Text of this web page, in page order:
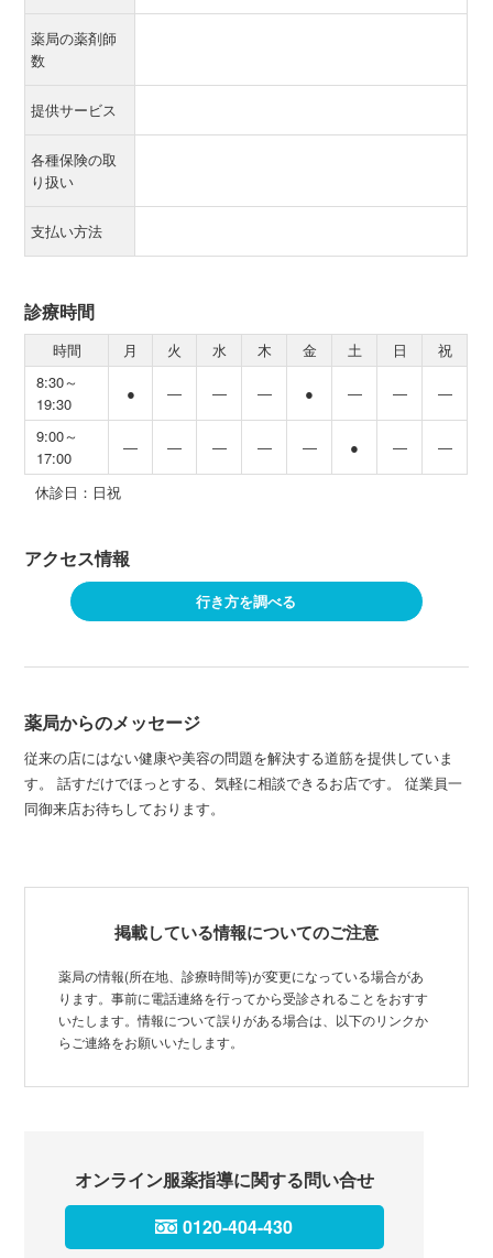
薬局の薬剤師
数
提供サービス
各種保険の取
り扱い
支払い方法
診療時間
時間 月 火 水 木 金 土 日
祝
8:30～
19:30
● ― ― ― ● ― ― ―
9:00～
17:00
― ― ― ― ― ● ― ―
休診日：日祝
アクセス情報
行き方を調べる
薬局からのメッセージ
従来の店にはない健康や美容の問題を解決する道筋を提供していま
す。 話すだけでほっとする、気軽に相談できるお店です。 従業員一
同御来店お待ちしております。
掲載している情報についてのご注意
薬局の情報(所在地、診療時間等)が変更になっている場合があ
ります。事前に電話連絡を行ってから受診されることをおすす
いたします。情報について誤りがある場合は、以下のリンクか
らご連絡をお願いいたします。
オンライン服薬指導に関する問い合せ
0120-404-430